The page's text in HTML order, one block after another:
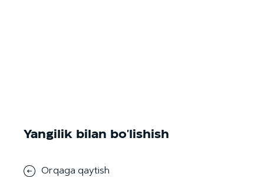
Yangilik bilan bo'lishish
Orqaga qaytish